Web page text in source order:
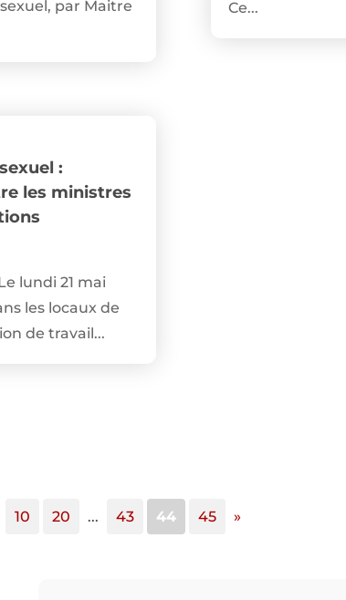
par Maitre
:
les ministres
lundi 21 mai
les locaux de
de travail...
Ce...
10 20 ... 43 44 45 »